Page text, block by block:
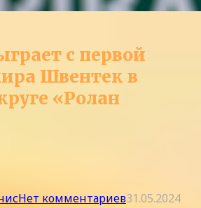
с первой
Швентек в
«Ролан
Нет комментариев31.05.2024